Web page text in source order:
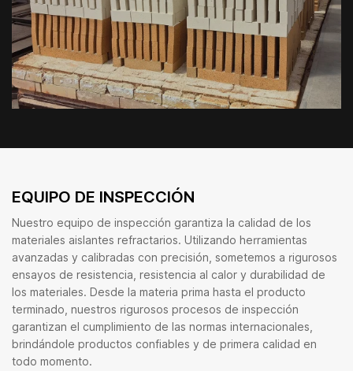
EQUIPO DE INSPECCIÓN
Nuestro equipo de inspección garantiza la calidad de los
materiales aislantes refractarios. Utilizando herramientas
avanzadas y calibradas con precisión, sometemos a rigurosos
ensayos de resistencia, resistencia al calor y durabilidad de
los materiales. Desde la materia prima hasta el producto
terminado, nuestros rigurosos procesos de inspección
garantizan el cumplimiento de las normas internacionales,
brindándole productos confiables y de primera calidad en
todo momento.